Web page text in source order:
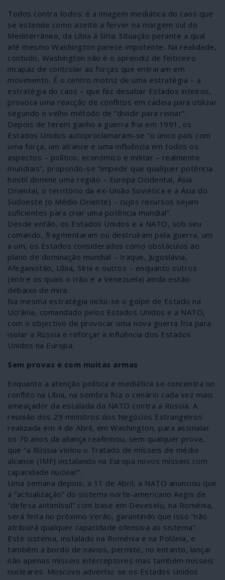
Todos contra todos: é a imagem mediática do caos que
se estende como azeite a ferver na margem sul do
Mediterrâneo, da Líbia à Síria. Situação perante a qual
até mesmo Washington parece impotente. Na realidade,
contudo, Washington não é o aprendiz de feiticeiro
incapaz de controlar as forças que entraram em
movimento. É o centro motriz de uma estratégia – a
estratégia do caos – que faz desabar Estados inteiros,
provoca uma reacção de conflitos em cadeia para utilizar
segundo o velho método de “dividir para reinar”.
Depois de terem ganho a guerra fria em 1991, os
Estados Unidos autoproclamaram-se “o único país com
uma força, um alcance e uma influência em todos os
aspectos – político, económico e militar – realmente
mundiais”, propondo-se “impedir que qualquer potência
hostil domine uma região – Europa Ocidental, Ásia
Oriental, o território da ex-União Soviética e a Ásia do
Sudoeste (o Médio Oriente) – cujos recursos sejam
suficientes para criar uma potência mundial”.
Desde então, os Estados Unidos e a NATO, sob seu
comando, fragmentaram ou destruíram pela guerra, um
a um, os Estados considerados como obstáculos ao
plano de dominação mundial – Iraque, Jugoslávia,
Afeganistão, Líbia, Síria e outros – enquanto outros
(entre os quais o Irão e a Venezuela) ainda estão
debaixo de mira.
Na mesma estratégia inclui-se o golpe de Estado na
Ucrânia, comandado pelos Estados Unidos e a NATO,
com o objectivo de provocar uma nova guerra fria para
isolar a Rússia e reforçar a influência dos Estados
Unidos na Europa.
Sem provas e com muitas armas
Enquanto a atenção política e mediática se concentra no
conflito na Líbia, na sombra fica o cenário cada vez mais
ameaçador da escalada da NATO contra a Rússia. A
reunião dos 29 ministros dos Negócios Estrangeiros
realizada em 4 de Abril, em Washington, para assinalar
os 70 anos da aliança reafirmou, sem qualquer prova,
que “a Rússia violou o Tratado de mísseis de médio
alcance (IMF) instalando na Europa novos mísseis com
capacidade nuclear”.
Uma semana depois, a 11 de Abril, a NATO anunciou que
a “actualização” do sistema norte-americano Aegis de
“defesa antimíssil” com base em Deveselu, na Roménia,
será feita no próximo Verão, garantindo que isso “não
atribuirá qualquer capacidade ofensiva ao sistema”.
Este sistema, instalado na Roménia e na Polónia, e
também a bordo de navios, permite, no entanto, lançar
não apenas mísseis interceptores mas também mísseis
nucleares. Moscovo advertiu: se os Estados Unidos